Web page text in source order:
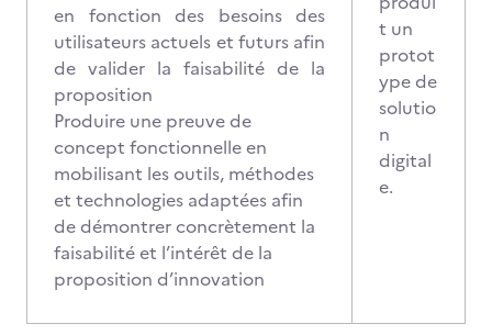
en fonction des besoins des
utilisateurs actuels et futurs afin
de valider la faisabilité de la
proposition
Produire une preuve de
concept fonctionnelle en
mobilisant les outils, méthodes
et technologies adaptées afin
de démontrer concrètement la
faisabilité et l’intérêt de la
proposition d’innovation
t un
protot
ype de
solutio
n
digital
e.